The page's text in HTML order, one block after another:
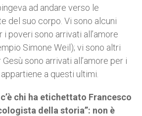
ad andare verso le
del suo corpo. Vi sono alcuni
i poveri sono arrivati all’amore
Simone Weil); vi sono altri
sono arrivati all’amore per i
a questi ultimi.
chi ha etichettato Francesco
della storia”: non è